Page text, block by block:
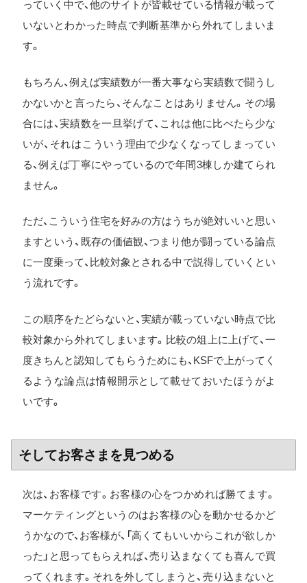
っていく中で、他のサイトが皆載せている情報が載って
いないとわかった時点で判断基準から外れてしまいま
す。
もちろん、例えば実績数が一番大事なら実績数で闘うし
かないかと言ったら、そんなことはありません。その場
合には、実績数を一旦挙げて、これは他に比べたら少な
いが、それはこういう理由で少なくなってしまってい
る、例えば丁寧にやっているので年間3棟しか建てられ
ません。
ただ、こういう住宅を好みの方はうちが絶対いいと思い
ますという、既存の価値観、つまり他が闘っている論点
に一度乗って、比較対象とされる中で説得していくとい
う流れです。
この順序をたどらないと、実績が載っていない時点で比
較対象から外れてしまいます。比較の俎上に上げて、一
度きちんと認知してもらうためにも、KSFで上がってく
るような論点は情報開示として載せておいたほうがよ
いです。
そしてお客さまを見つめる
次は、お客様です。お客様の心をつかめれば勝てます。
マーケティングというのはお客様の心を動かせるかど
うかなので、お客様が、「高くてもいいからこれが欲しか
った」と思ってもらえれば、売り込まなくても喜んで買
ってくれます。それを外してしまうと、売り込まないと